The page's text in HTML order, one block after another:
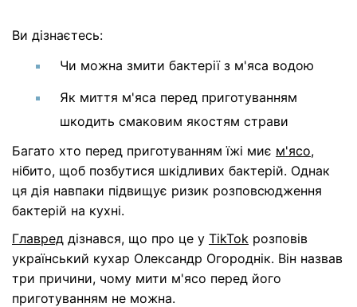
Ви дізнаєтесь:
Чи можна змити бактерії з м'яса водою
Як миття м'яса перед приготуванням
шкодить смаковим якостям страви
Багато хто перед приготуванням їжі миє м'ясо,
нібито, щоб позбутися шкідливих бактерій. Однак
ця дія навпаки підвищує ризик розповсюдження
бактерій на кухні.
Главред дізнався, що про це у TikTok розповів
український кухар Олександр Огороднік. Він назвав
три причини, чому мити м'ясо перед його
приготуванням не можна.